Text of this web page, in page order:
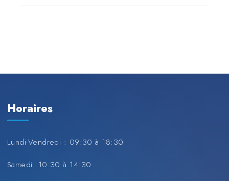
Horaires
Lundi-Vendredi : 09:30 à 18:30
Samedi: 10:30 à 14:30